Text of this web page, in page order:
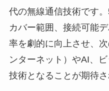
代の無線通信技術です
カバー範囲、接続可能
率を劇的に向上させ、
ンターネット）やAI、
技術となることが期待さ